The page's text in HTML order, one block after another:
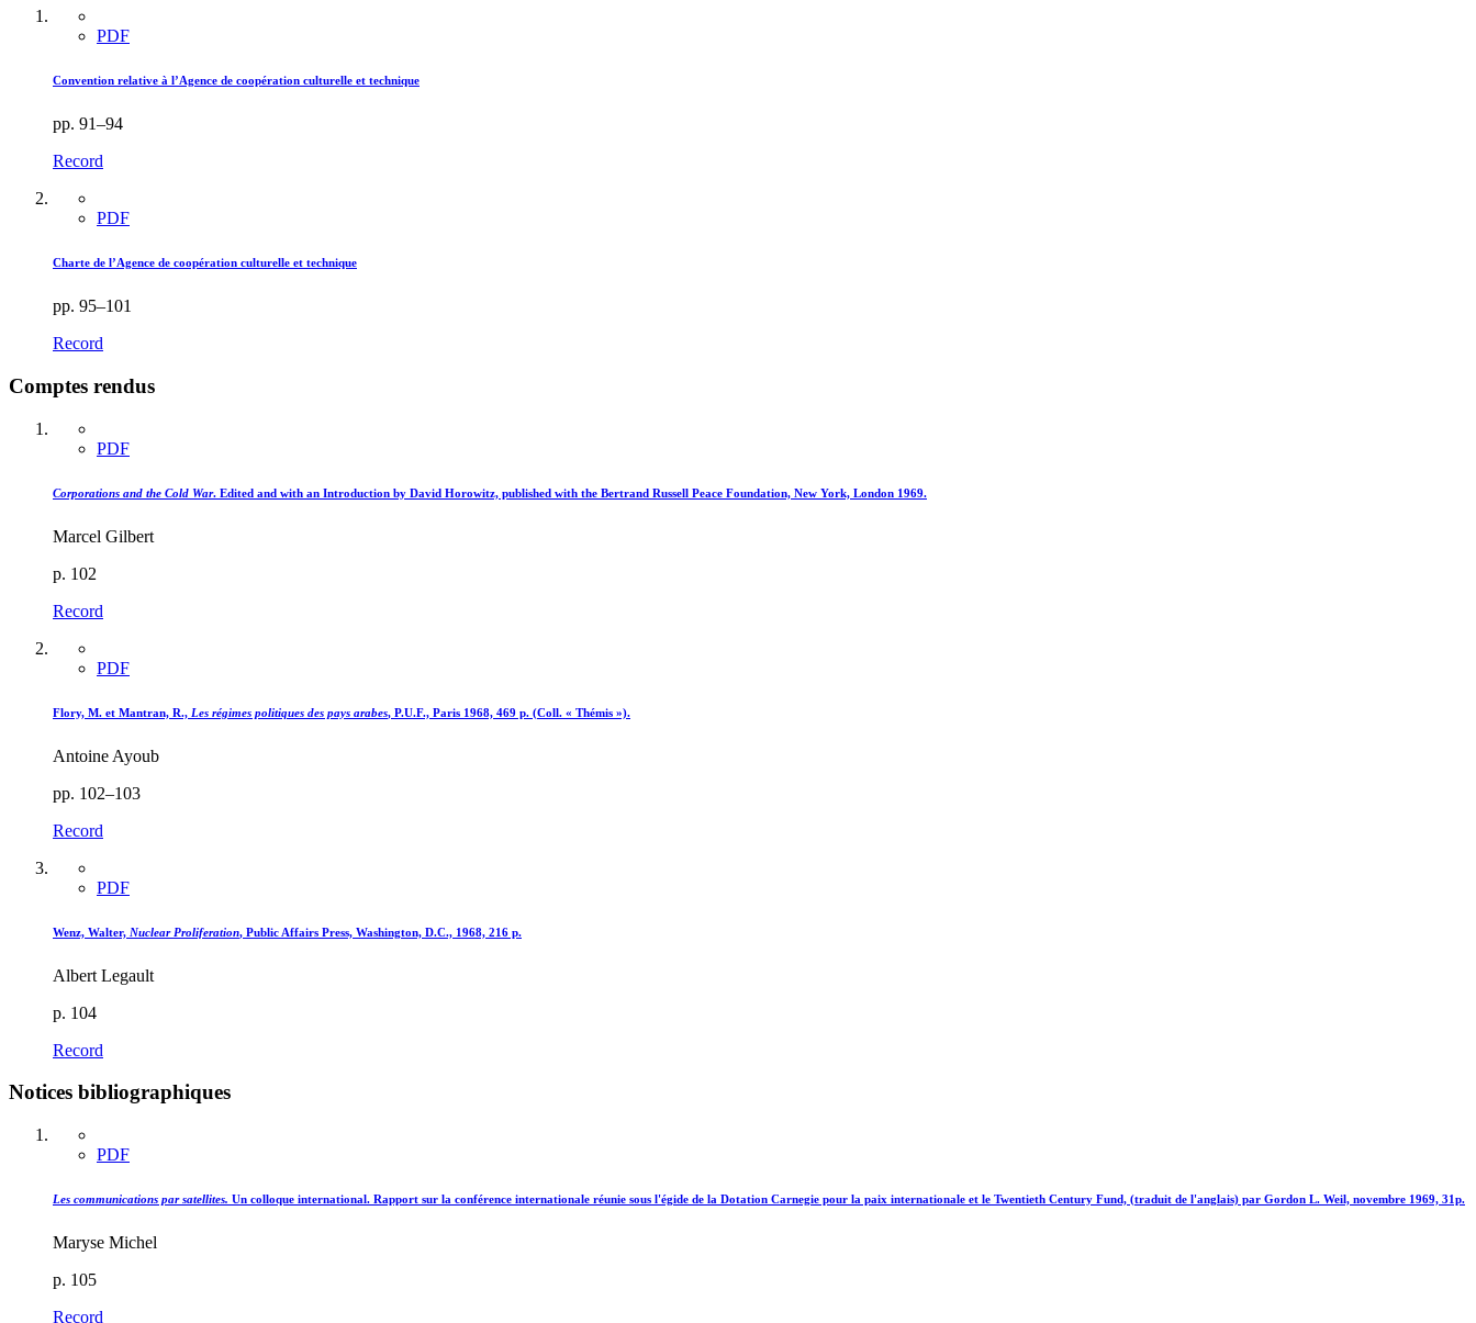
PDF
Convention relative à l’Agence de coopération culturelle et technique
pp. 91–94
Record
PDF
Charte de l’Agence de coopération culturelle et technique
pp. 95–101
Record
Comptes rendus
PDF
Corporations and the Cold War. Edited and with an Introduction by David Horowitz, published with the Bertrand Russell Peace Foundation, New York, London 1969.
Marcel Gilbert
p. 102
Record
PDF
Flory, M. et Mantran, R., Les régimes politiques des pays arabes, P.U.F., Paris 1968, 469 p. (Coll. « Thémis »).
Antoine Ayoub
pp. 102–103
Record
PDF
Wenz, Walter, Nuclear Proliferation, Public Affairs Press, Washington, D.C., 1968, 216 p.
Albert Legault
p. 104
Record
Notices bibliographiques
PDF
Les communications par satellites. Un colloque international. Rapport sur la conférence internationale réunie sous l'égide de la Dotation Carnegie pour la paix internationale et le Twentieth Century Fund, (traduit de l'anglais) par Gordon L. Weil, novembre 1969, 31p.
Maryse Michel
p. 105
Record